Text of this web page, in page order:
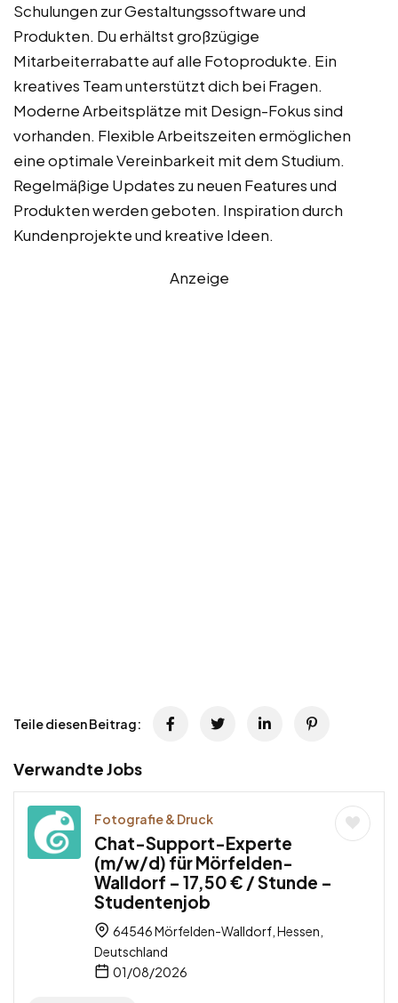
Schulungen zur Gestaltungssoftware und
Produkten. Du erhältst großzügige
Mitarbeiterrabatte auf alle Fotoprodukte. Ein
kreatives Team unterstützt dich bei Fragen.
Moderne Arbeitsplätze mit Design-Fokus sind
vorhanden. Flexible Arbeitszeiten ermöglichen
eine optimale Vereinbarkeit mit dem Studium.
Regelmäßige Updates zu neuen Features und
Produkten werden geboten. Inspiration durch
Kundenprojekte und kreative Ideen.
Anzeige
Teile diesen Beitrag:
Verwandte Jobs
Fotografie & Druck
Chat-Support-Experte
(m/w/d) für Mörfelden-
Walldorf – 17,50 € / Stunde –
Studentenjob
64546 Mörfelden-Walldorf, Hessen,
Deutschland
01/08/2026